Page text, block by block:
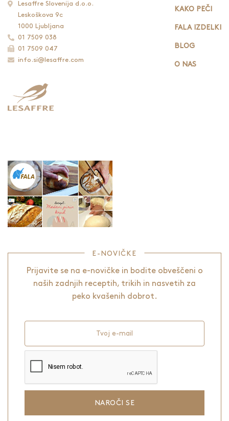
Lesaffre Slovenija d.o.o.
Leskoškova 9c
1000 Ljubljana
01 7509 038
01 7509 047
info.si@lesaffre.com
KAKO PEČI
FALA IZDELKI
BLOG
O NAS
E-NOVIČKE
Prijavite se na e-novičke in bodite obveščeni o
naših zadnjih receptih, trikih in nasvetih za
peko kvašenih dobrot.
Tvoj e-mail
NAROČI SE